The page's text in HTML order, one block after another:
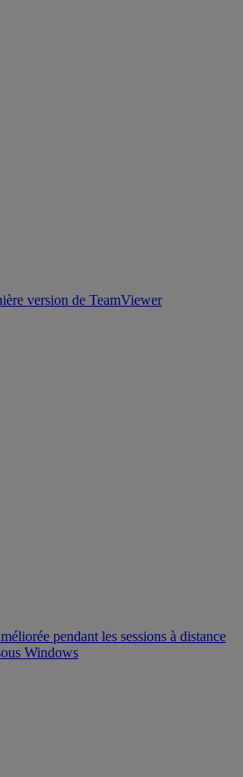
version de TeamViewer
pendant les sessions à distance
Windows